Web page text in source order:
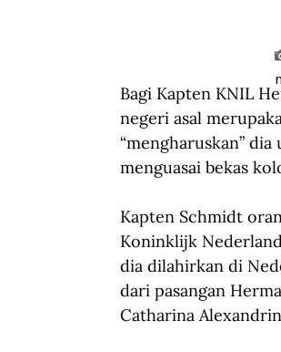
Bagi Kapten KNIL
negeri asal
“mengharuskan”
menguasai bekas
Kapten Schmidt
Koninklijk
dia dilahirkan di
dari pasangan
Catharina